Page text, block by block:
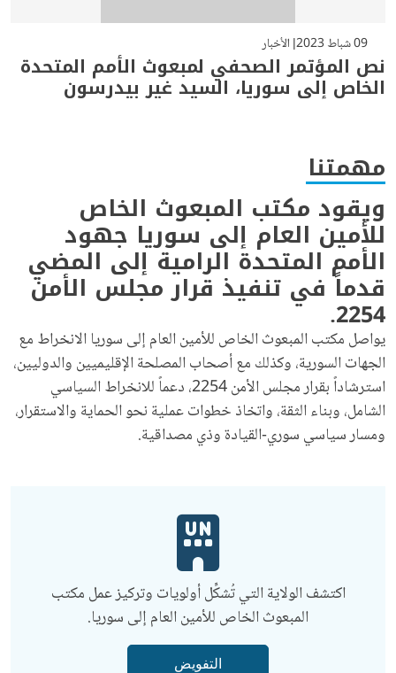
09 شباط 2023 الأخبار
نص المؤتمر الصحفي لمبعوث الأمم المتحدة
الخاص إلى سوريا، السيد غير بيدرسون
مهمتنا
ويقود مكتب المبعوث الخاص
للأمين العام إلى سوريا جهود
الأمم المتحدة الرامية إلى المضي
قدماً في تنفيذ قرار مجلس الأمن
2254.
يواصل مكتب المبعوث الخاص للأمين العام إلى سوريا الانخراط مع
الجهات السورية، وكذلك مع أصحاب المصلحة الإقليميين والدوليين،
استرشاداً بقرار مجلس الأمن 2254، دعماً للانخراط السياسي
الشامل، وبناء الثقة، واتخاذ خطوات عملية نحو الحماية والاستقرار،
ومسار سياسي سوري-القيادة وذي مصداقية.
اكتشف الولاية التي تُشكِّل أولويات وتركيز عمل مكتب
المبعوث الخاص للأمين العام إلى سوريا.
التفويض